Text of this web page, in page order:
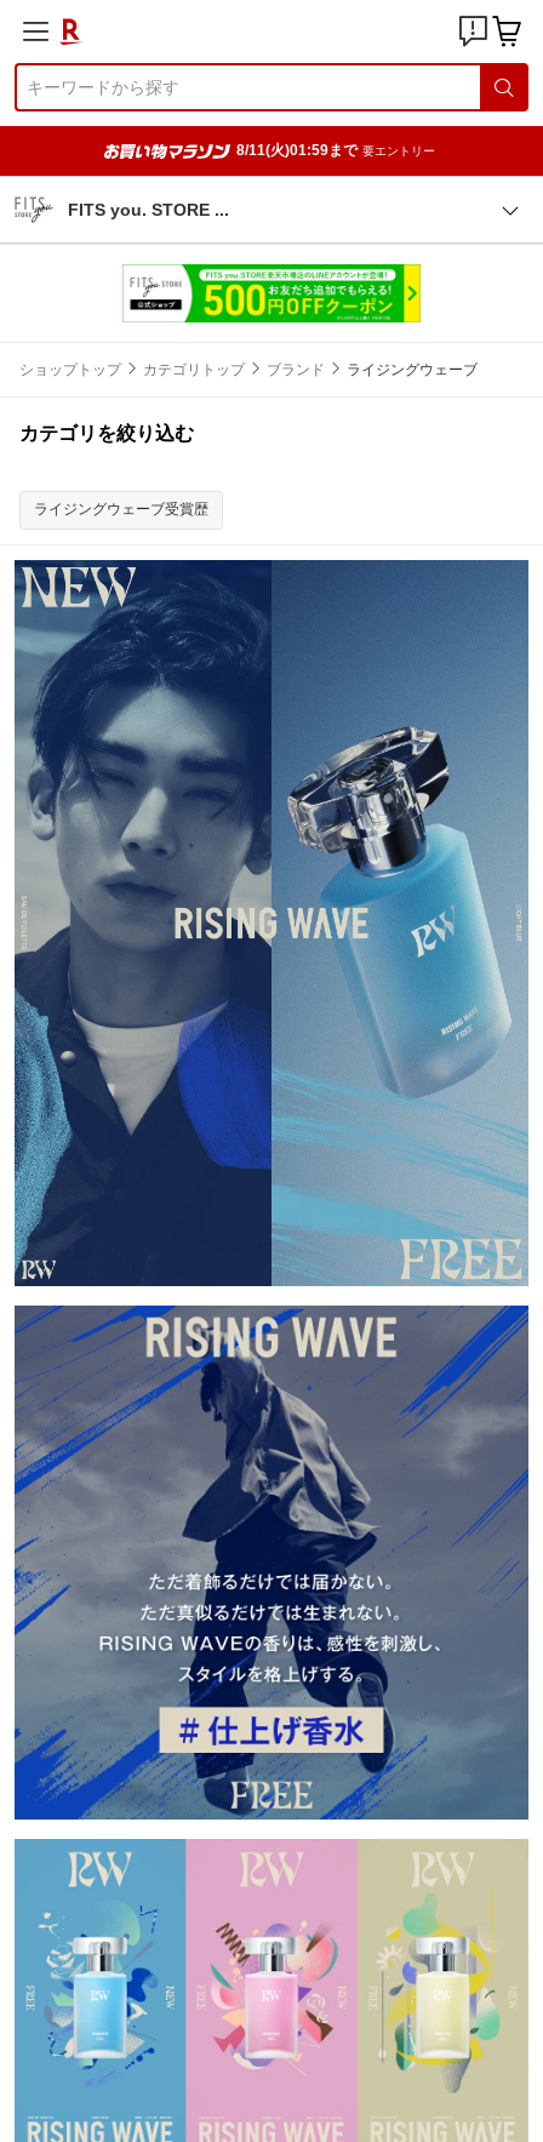
8/11(火)01:59まで 要エントリー
FITS you. STORE
ショップトップ カテゴリトップ ブランド ライジングウェーブ
カテゴリを絞り込む
ライジングウェーブ受賞歴